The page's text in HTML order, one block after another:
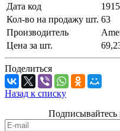
Дата код
1915
Кол-во на продажу шт. 63
Производитель
Цена за шт.
Поделиться
Назад к списку
Подписывайтесь